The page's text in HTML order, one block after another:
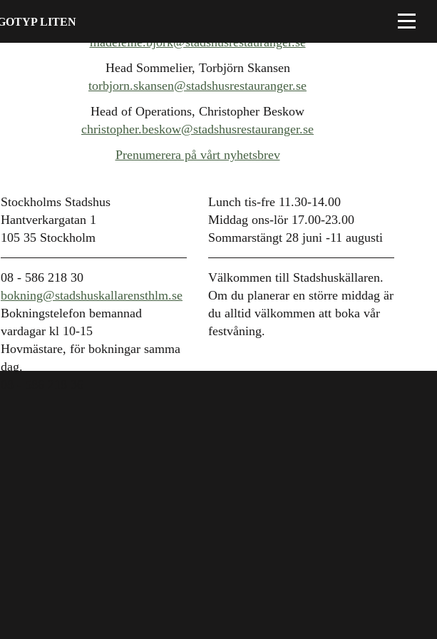
madeleine.bjork@stadshusrestauranger.se
Head Sommelier, Torbjörn Skansen
torbjorn.skansen@stadshusrestauranger.se
Head of Operations, Christopher Beskow
christopher.beskow@stadshusrestauranger.se
Prenumerera på vårt nyhetsbrev
Stockholms Stadshus
Hantverkargatan 1
105 35 Stockholm
08 - 586 218 30
bokning@stadshuskallarensthlm.se
Bokningstelefon bemannad
vardagar kl 10-15
Hovmästare, för bokningar samma
dag.
Lunch tis-fre 11.30-14.00
Middag ons-lör 17.00-23.00
Sommarstängt 28 juni -11 augusti
Välkommen till Stadshuskällaren.
Om du planerar en större middag är
du alltid välkommen att boka vår
festvåning.